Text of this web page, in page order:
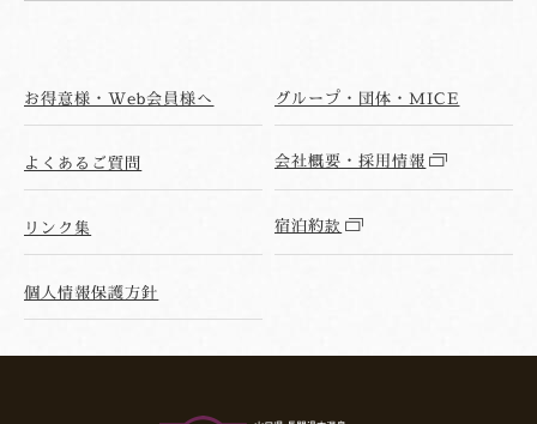
お得意様・Web会員様へ グループ・団体・MICE
よくあるご質問 会社概要・採用情報
リンク集 宿泊約款
個人情報保護方針